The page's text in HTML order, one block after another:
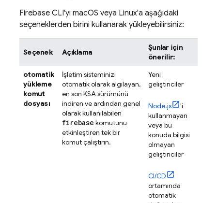
Firebase CLI'yı macOS veya Linux'a aşağıdaki
seçeneklerden birini kullanarak yükleyebilirsiniz:
Seçenek Açıklama
Şunlar için
önerilir:
otomatik
yükleme
komut
dosyası
İşletim sisteminizi
otomatik olarak algılayan,
en son KSA sürümünü
indiren ve ardından genel
olarak kullanılabilen
firebase komutunu
etkinleştiren tek bir
komut çalıştırın.
Yeni
geliştiriciler
Node.js
'i
kullanmayan
veya bu
konuda bilgisi
olmayan
geliştiriciler
CI/CD
ortamında
otomatik